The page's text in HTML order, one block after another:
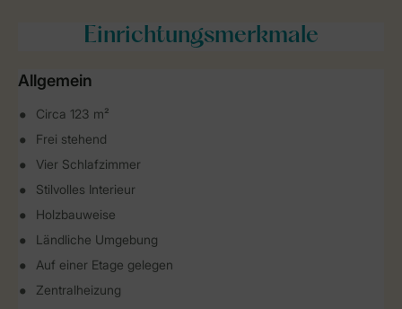
Einrichtungsmerkmale
Allgemein
Circa 123 m²
Frei stehend
Vier Schlafzimmer
Stilvolles Interieur
Holzbauweise
Ländliche Umgebung
Auf einer Etage gelegen
Zentralheizung